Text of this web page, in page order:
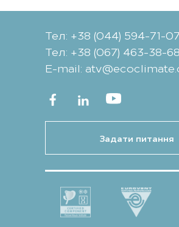
Тел: +38 (044) 594-71-07
Тел: +38 (067) 463-38-68
Е-mail:
Задати питання